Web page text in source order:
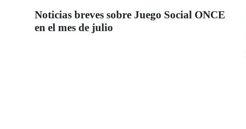
Noticias breves sobre Juego Social ONCE
en el mes de julio